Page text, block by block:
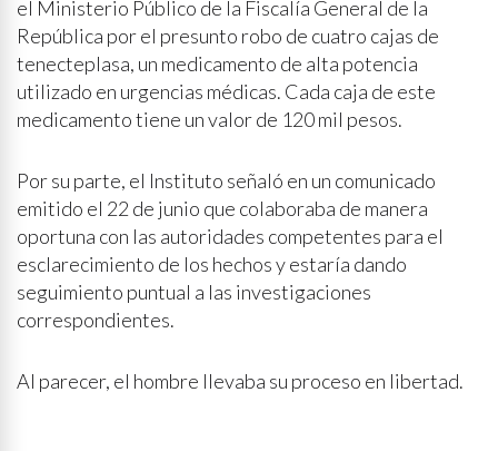
el Ministerio Público de la Fiscalía General de la
República por el presunto robo de cuatro cajas de
tenecteplasa, un medicamento de alta potencia
utilizado en urgencias médicas. Cada caja de este
medicamento tiene un valor de 120 mil pesos.
Por su parte, el Instituto señaló en un comunicado
emitido el 22 de junio que colaboraba de manera
oportuna con las autoridades competentes para el
esclarecimiento de los hechos y estaría dando
seguimiento puntual a las investigaciones
correspondientes.
Al parecer, el hombre llevaba su proceso en libertad.